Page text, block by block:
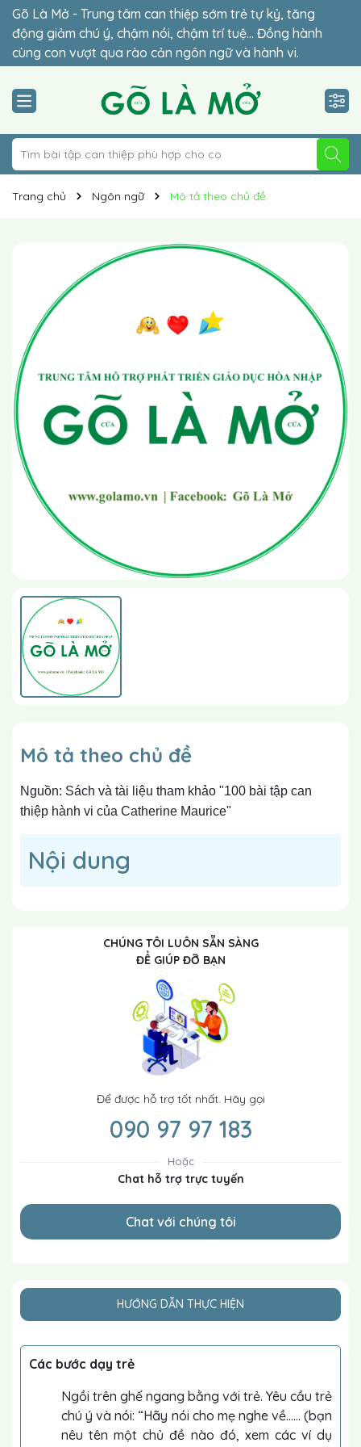
Gõ Là Mở - Trung tâm can thiệp sớm trẻ tự kỷ, tăng
động giảm chú ý, chậm nói, chậm trí tuệ… Đồng hành
cùng con vượt qua rào cản ngôn ngữ và hành vi.
Đừng để lỡ thời điểm vàng (2-6 tuổi) – giai đoạn quyết
định sự hòa nhập của con. Lộ trình cá nhân hóa 1-1 phù
hợp giúp trẻ hòa nhập vững chắc.
Trang chủ Ngôn ngữ Mô tả theo chủ đề
Mô tả theo chủ đề
Nguồn: Sách và tài liệu tham khảo "100 bài tập can
thiệp hành vi của Catherine Maurice"
Nội dung
CHÚNG TÔI LUÔN SẴN SÀNG
ĐỂ GIÚP ĐỠ BẠN
Để được hỗ trợ tốt nhất. Hãy gọi
090 97 97 183
Hoặc
Chat hỗ trợ trực tuyến
Chat với chúng tôi
HƯỚNG DẪN THỰC HIỆN
Các bước dạy trẻ
Ngồi trên ghế ngang bằng với trẻ. Yêu cầu trẻ
chú ý và nói: “Hãy nói cho mẹ nghe về...... (bạn
nêu tên một chủ đề nào đó, xem các ví dụ